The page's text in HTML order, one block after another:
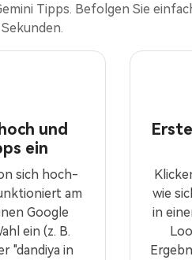
Tipps. Befolgen Sie
und
ein
sich hoch-
am
Google
ein (z. B.
"dandiya in
wie
in